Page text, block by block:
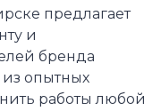
предлагает
и
бренда
из опытных
работы любой